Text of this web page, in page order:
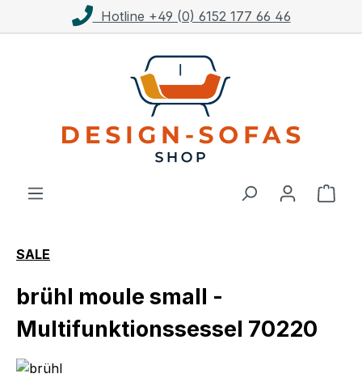
Zum Hauptinhalt springen
Hotline +49 (0) 6152 177 66 46
SALE
brühl moule small -
Multifunktionssessel 70220